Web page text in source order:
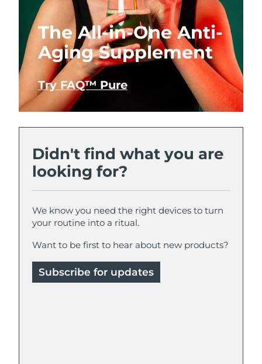
The All-in-One Anti-
Aging Supplement
Try FAQ™ Pure
Didn't find what you are
looking for?
We know you need the right devices to turn
your routine into a ritual.
Want to be first to hear about new products?
Subscribe for updates